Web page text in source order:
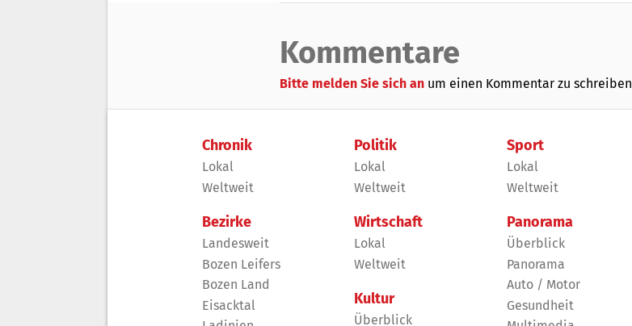
Kommentare
Bitte melden Sie sich an um einen Kommentar zu schreiben
Chronik
Lokal
Weltweit
Bezirke
Landesweit
Bozen Leifers
Bozen Land
Eisacktal
Politik
Lokal
Weltweit
Wirtschaft
Lokal
Weltweit
Kultur
Überblick
Sport
Lokal
Weltweit
Panorama
Überblick
Panorama
Auto / Motor
Gesundheit